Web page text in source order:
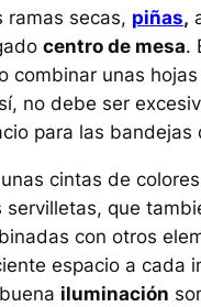
ramas secas, piñas,
centro de mesa.
combinar unas
no debe ser
para las
cintas de
servilletas, que
con otros
espacio a cada
iluminación